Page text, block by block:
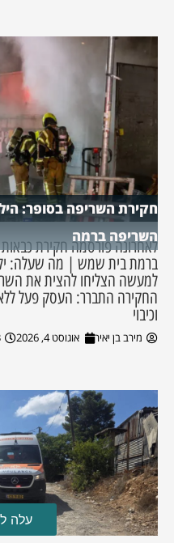
חקירת השריפה בסופר:
השריפה ברמה
לאחרונה פורסמה חקירת
ברמת בית שמש | מה שעלה:
למעשה הצליחו להצית את
החקירה התברר: העסק פעל ללא
וכיבוי
מירב בן יאיר אוגוסט 4, 2026
עלה